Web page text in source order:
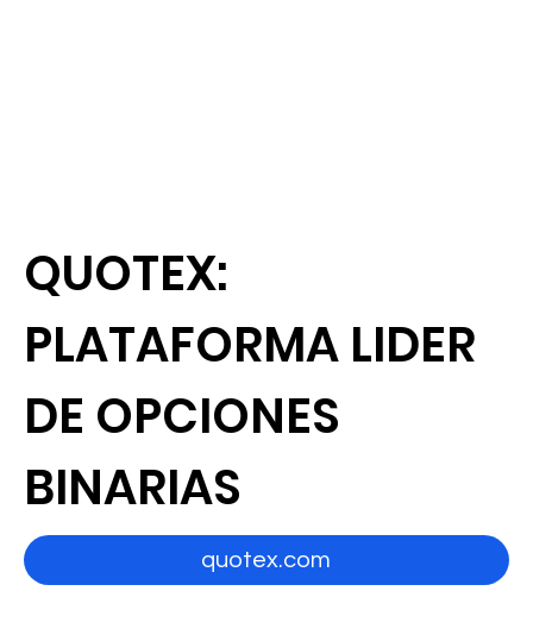
QUOTEX:
PLATAFORMA LIDER
DE OPCIONES
BINARIAS
quotex.com